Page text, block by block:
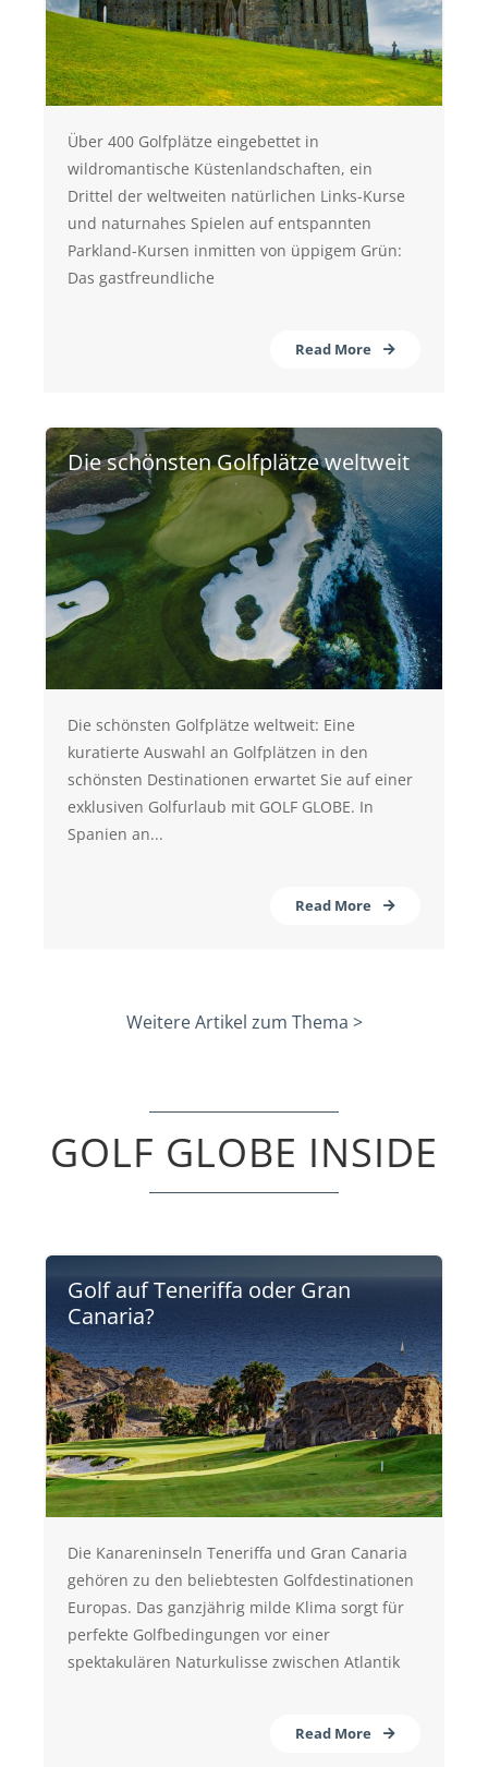
Über 400 Golfplätze eingebettet in
wildromantische Küstenlandschaften, ein
Drittel der weltweiten natürlichen Links-Kurse
und naturnahes Spielen auf entspannten
Parkland-Kursen inmitten von üppigem Grün:
Das gastfreundliche
Read More
Die schönsten Golfplätze weltweit
Die schönsten Golfplätze weltweit: Eine
kuratierte Auswahl an Golfplätzen in den
schönsten Destinationen erwartet Sie auf einer
exklusiven Golfurlaub mit GOLF GLOBE. In
Spanien an...
Read More
Weitere Artikel zum Thema >
GOLF GLOBE INSIDE
Golf auf Teneriffa oder Gran
Canaria?
Die Kanareninseln Teneriffa und Gran Canaria
gehören zu den beliebtesten Golfdestinationen
Europas. Das ganzjährig milde Klima sorgt für
perfekte Golfbedingungen vor einer
spektakulären Naturkulisse zwischen Atlantik
Read More